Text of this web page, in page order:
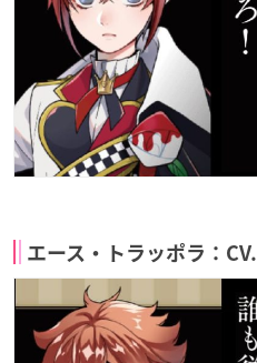
エース・トラッポラ：